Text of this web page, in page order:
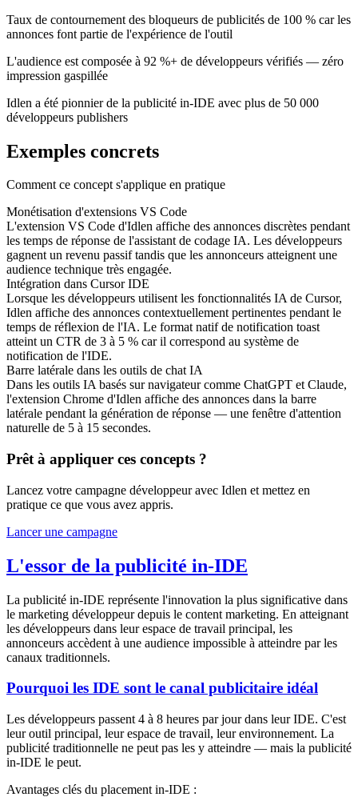
Taux de contournement des bloqueurs de publicités de 100 % car les
annonces font partie de l'expérience de l'outil
L'audience est composée à 92 %+ de développeurs vérifiés — zéro
impression gaspillée
Idlen a été pionnier de la publicité in-IDE avec plus de 50 000
développeurs publishers
Exemples concrets
Comment ce concept s'applique en pratique
Monétisation d'extensions VS Code
L'extension VS Code d'Idlen affiche des annonces discrètes pendant
les temps de réponse de l'assistant de codage IA. Les développeurs
gagnent un revenu passif tandis que les annonceurs atteignent une
audience technique très engagée.
Intégration dans Cursor IDE
Lorsque les développeurs utilisent les fonctionnalités IA de Cursor,
Idlen affiche des annonces contextuellement pertinentes pendant le
temps de réflexion de l'IA. Le format natif de notification toast
atteint un CTR de 3 à 5 % car il correspond au système de
notification de l'IDE.
Barre latérale dans les outils de chat IA
Dans les outils IA basés sur navigateur comme ChatGPT et Claude,
l'extension Chrome d'Idlen affiche des annonces dans la barre
latérale pendant la génération de réponse — une fenêtre d'attention
naturelle de 5 à 15 secondes.
Prêt à appliquer ces concepts ?
Lancez votre campagne développeur avec Idlen et mettez en
pratique ce que vous avez appris.
Lancer une campagne
L'essor de la publicité in-IDE
La publicité in-IDE représente l'innovation la plus significative dans
le marketing développeur depuis le content marketing. En atteignant
les développeurs dans leur espace de travail principal, les
annonceurs accèdent à une audience impossible à atteindre par les
canaux traditionnels.
Pourquoi les IDE sont le canal publicitaire idéal
Les développeurs passent 4 à 8 heures par jour dans leur IDE. C'est
leur outil principal, leur espace de travail, leur environnement. La
publicité traditionnelle ne peut pas les y atteindre — mais la publicité
in-IDE le peut.
Avantages clés du placement in-IDE :